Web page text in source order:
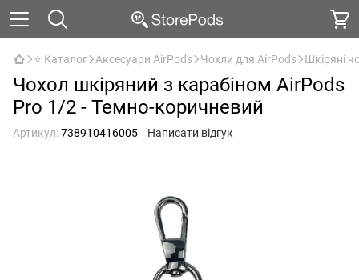
⭐ Каталог Аксесуари AirPods Чохли для AirPods Шкіряні
Чохол шкіряний з карабіном AirPods
Pro 1/2 - Темно-коричневий
Артикул:738910416005 Написати відгук